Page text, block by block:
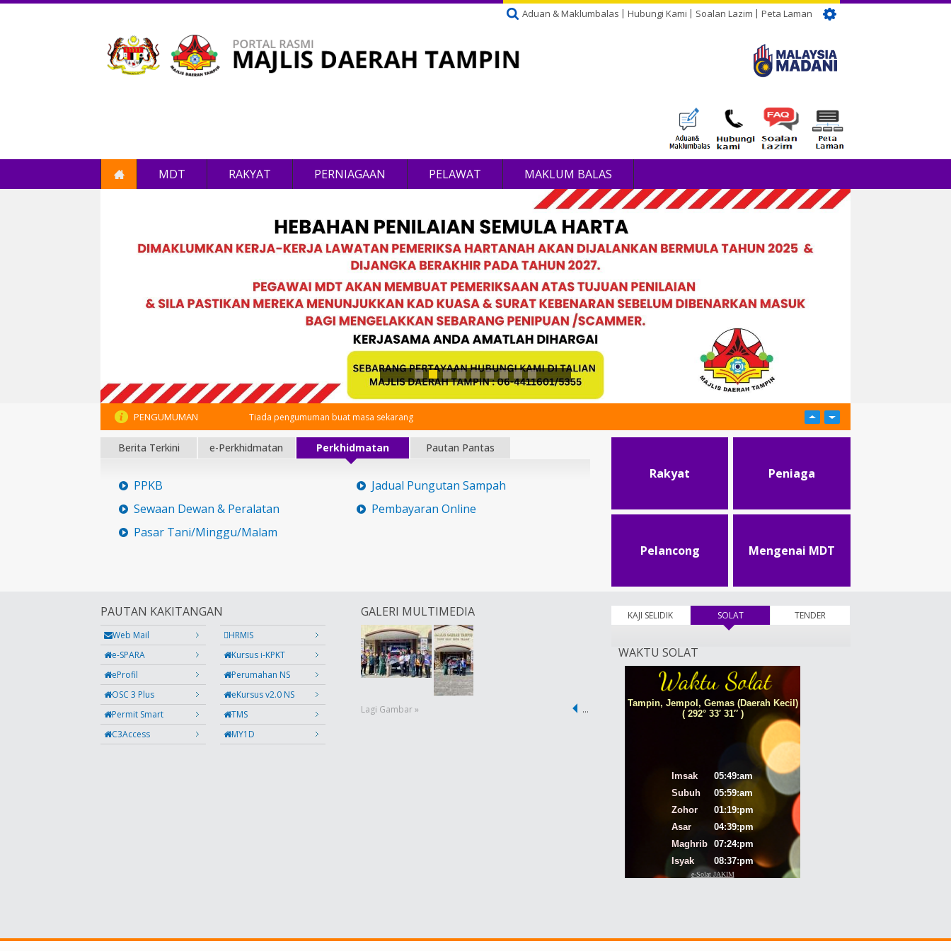
Aduan & Maklumbalas Hubungi Kami Soalan Lazim Peta Laman
MDT RAKYAT PERNIAGAAN PELAWAT MAKLUM BALAS
PENGUMUMAN Tiada pengumuman buat masa sekarang
Berita Terkini e-Perkhidmatan Perkhidmatan Pautan Pantas
PPKB
Sewaan Dewan & Peralatan
Pasar Tani/Minggu/Malam
Jadual Pungutan Sampah
Pembayaran Online
Rakyat Peniaga
Pelancong Mengenai MDT
PAUTAN KAKITANGAN
Web Mail
HRMIS
e-SPARA
Kursus i-KPKT
eProfil
Perumahan NS
OSC 3 Plus
eKursus v2.0 NS
Permit Smart
TMS
C3Access
MY1D
GALERI MULTIMEDIA
Lagi Gambar » …
KAJI SELIDIK SOLAT(tab aktif) TENDER
WAKTU SOLAT